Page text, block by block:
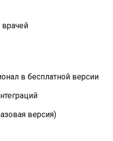
врачей
в бесплатной версии
версия)